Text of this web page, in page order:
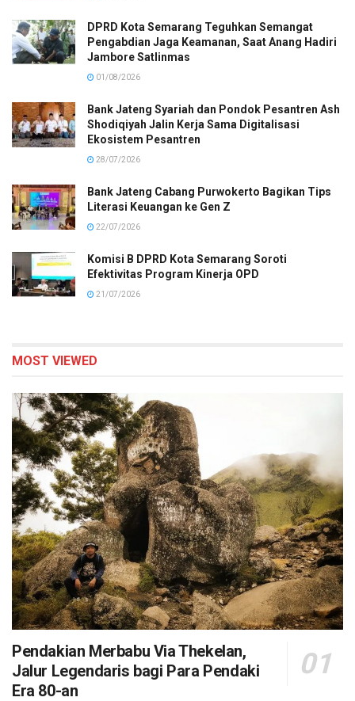
DPRD Kota Semarang Teguhkan Semangat
Pengabdian Jaga Keamanan, Saat Anang Hadiri
Jambore Satlinmas
01/08/2026
Bank Jateng Syariah dan Pondok Pesantren Ash
Shodiqiyah Jalin Kerja Sama Digitalisasi
Ekosistem Pesantren
28/07/2026
Bank Jateng Cabang Purwokerto Bagikan Tips
Literasi Keuangan ke Gen Z
22/07/2026
Komisi B DPRD Kota Semarang Soroti
Efektivitas Program Kinerja OPD
21/07/2026
MOST VIEWED
Pendakian Merbabu Via Thekelan,
Jalur Legendaris bagi Para Pendaki
Era 80-an